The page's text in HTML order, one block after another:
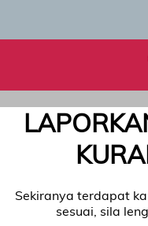
Sekiranya terdapat
sesuai, sila